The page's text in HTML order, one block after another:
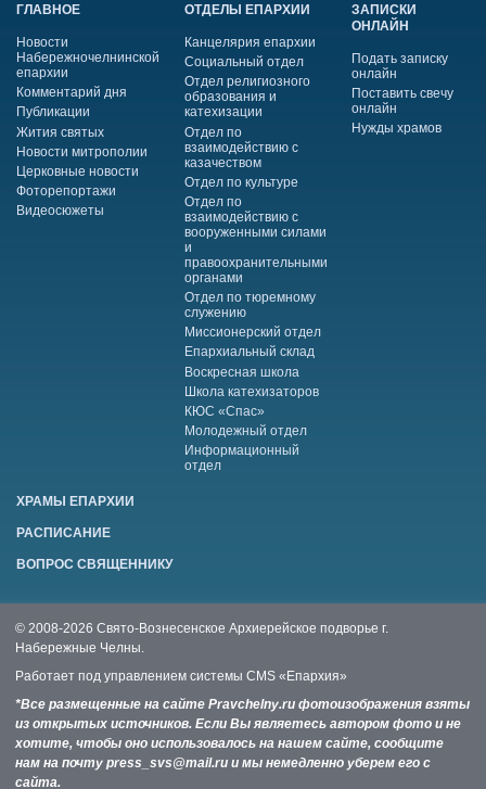
ГЛАВНОЕ
Новости
Набережночелнинской
епархии
Комментарий дня
Публикации
Жития святых
Новости митрополии
Церковные новости
Фоторепортажи
Видеосюжеты
ОТДЕЛЫ ЕПАРХИИ
Канцелярия епархии
Социальный отдел
Отдел религиозного
образования и
катехизации
Отдел по
взаимодействию с
казачеством
Отдел по культуре
Отдел по
взаимодействию с
вооруженными силами
и
правоохранительными
органами
Отдел по тюремному
служению
Миссионерский отдел
Епархиальный склад
Воскресная школа
Школа катехизаторов
КЮС «Спас»
Молодежный отдел
Информационный
отдел
ЗАПИСКИ
ОНЛАЙН
Подать записку
онлайн
Поставить свечу
онлайн
Нужды храмов
ХРАМЫ ЕПАРХИИ
РАСПИСАНИЕ
ВОПРОС СВЯЩЕННИКУ
© 2008-2026 Свято-Вознесенское Архиерейское подворье г.
Набережные Челны.
Работает под управлением системы CMS «Епархия»
*Все размещенные на сайте Pravchelny.ru фотоизображения взяты
из открытых источников. Если Вы являетесь автором фото и не
хотите, чтобы оно использовалось на нашем сайте, сообщите
нам на почту press_svs@mail.ru и мы немедленно уберем его с
сайта.